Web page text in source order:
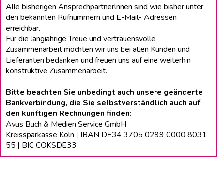
Alle bisherigen Ansprechpartnerlnnen sind wie bisher unter
den bekannten Rufnummern und E-Mail- Adressen
erreichbar.
Für die langiährige Treue und vertrauensvolle
Zusammenarbeit möchten wir uns bei allen Kunden und
Lieferanten bedanken und freuen uns auf eine weiterhin
konstruktive Zusammenarbeit.
Bitte beachten Sie unbedingt auch unsere geänderte
Bankverbindung, die Sie selbstverständlich auch auf
den künftigen Rechnungen finden:
Avus Buch & Medien Service GmbH
Kreissparkasse Köln | IBAN DE34 3705 0299 0000 8031
55 | BIC COKSDE33